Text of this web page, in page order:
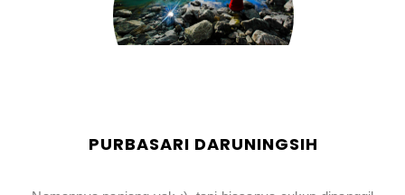
PURBASARI DARUNINGSIH